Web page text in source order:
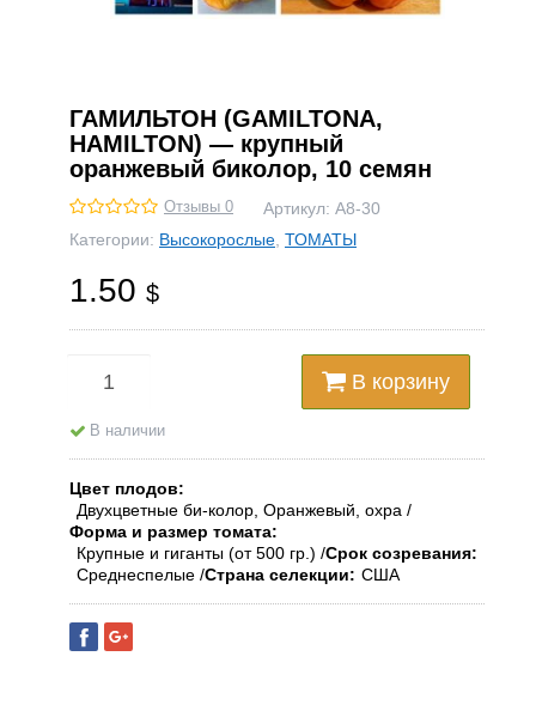
ГАМИЛЬТОН (GAMILTONA,
HAMILTON) — крупный
оранжевый биколор, 10 семян
Отзывы 0 Артикул: А8-30
Категории: Высокорослые ТОМАТЫ
1.50 $
В корзину
В наличии
Цвет плодов
Двухцветные би-колор, Оранжевый, охра
Форма и размер томата
Крупные и гиганты (от 500 гр.) Срок созревания
Среднеспелые Страна селекции США